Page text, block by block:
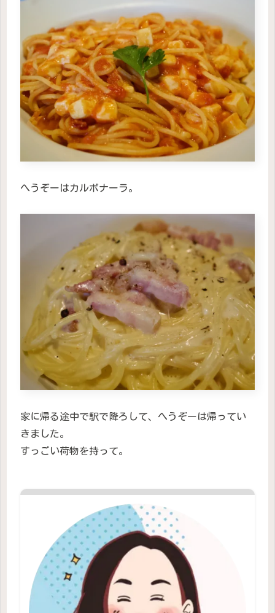
へうぞーはカルボナーラ。
家に帰る途中で駅で降ろして、へうぞーは帰ってい
きました。
すっごい荷物を持って。